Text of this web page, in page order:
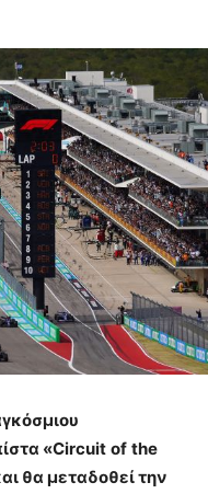
«Circuit of the
θα μεταδοθεί την